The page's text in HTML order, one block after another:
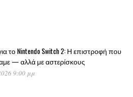
το Nintendo Switch 2: Η επιστροφή που
— αλλά με αστερίσκους
9:00 μμ